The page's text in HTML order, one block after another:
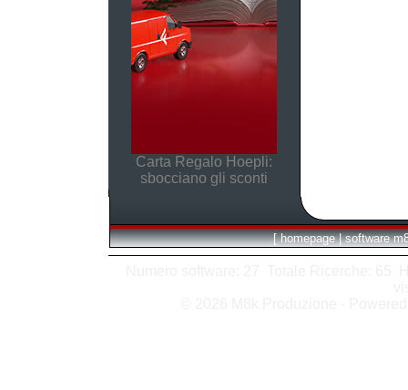
Carta Regalo Hoepli:
sbocciano gli sconti
[ homepage | software